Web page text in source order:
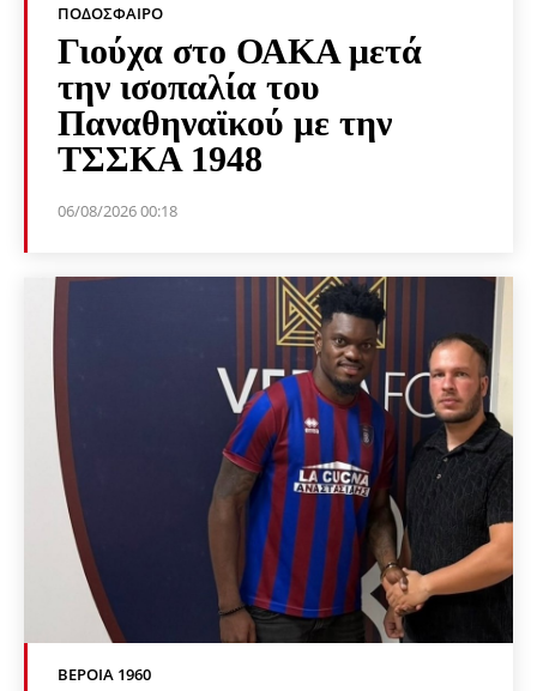
ΠΟΔΌΣΦΑΙΡΟ
Γιούχα στο ΟΑΚΑ μετά
την ισοπαλία του
Παναθηναϊκού με την
ΤΣΣΚΑ 1948
06/08/2026 00:18
ΒΕΡΟΙΑ 1960